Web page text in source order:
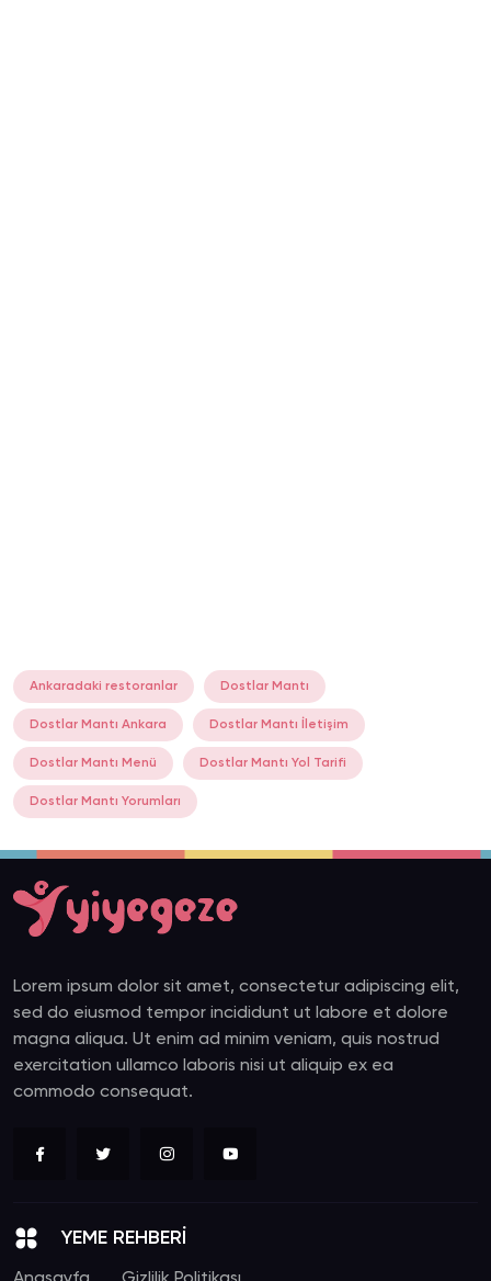
Ankaradaki restoranlar Dostlar Mantı
Dostlar Mantı Ankara Dostlar Mantı İletişim
Dostlar Mantı Menü Dostlar Mantı Yol Tarifi
Dostlar Mantı Yorumları
Lorem ipsum dolor sit amet, consectetur adipiscing elit,
sed do eiusmod tempor incididunt ut labore et dolore
magna aliqua. Ut enim ad minim veniam, quis nostrud
exercitation ullamco laboris nisi ut aliquip ex ea
commodo consequat.
YEME REHBERİ